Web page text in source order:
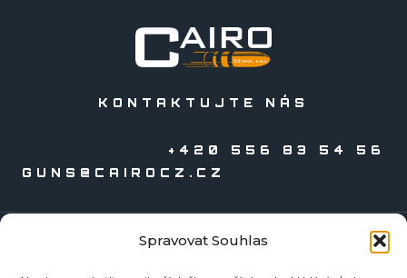
Spravovat Souhlas
KONTAKTUJTE NÁS
+420 556 83 54 56
GUNS@CAIROCZ.CZ